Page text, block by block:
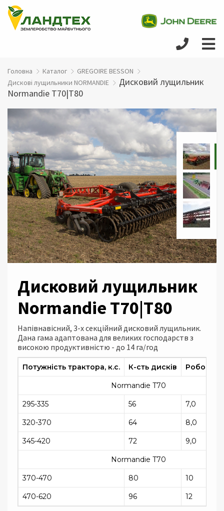
Головна Каталог
GREGOIRE BESSON
Дискові лущильники NORMANDIE
Дисковий лущильник
Normandie T70|T80
Дисковий лущильник
Normandie T70|T80
Напівнавісний, 3-х секційний дисковий лущильник.
Дана гама адаптована для великих господарств з
високою продуктивністю - до 14 га/год
Потужність трактора, к.с. К-сть дисків Робоча
Normandie T70
295-335 56 7,0
320-370 64 8,0
345-420 72 9,0
Normandie T70
370-470 80 10
470-620 96 12